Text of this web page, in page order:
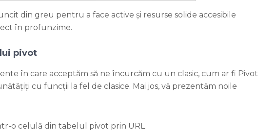
din greu pentru a face active și resurse solide accesibile
în profunzime.
pivot
în care acceptăm să ne încurcăm cu un clasic, cum ar fi Pivot
cu funcții la fel de clasice. Mai jos, vă prezentăm noile
o celulă din tabelul pivot prin URL